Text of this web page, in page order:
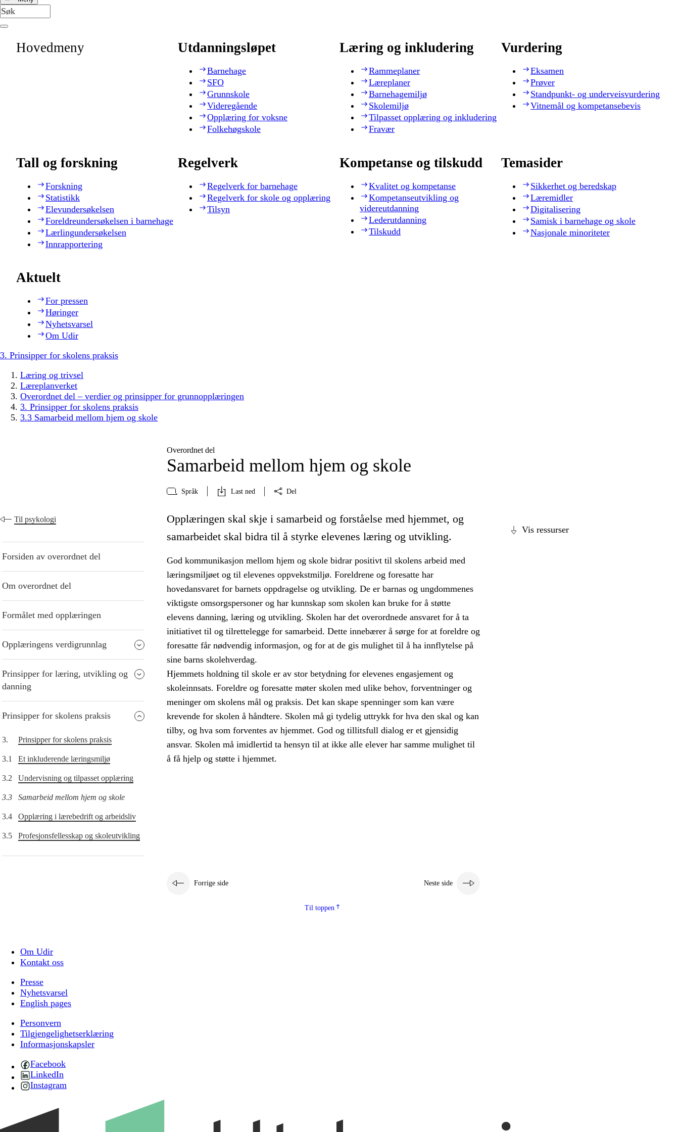
Hovedmeny Utdanningsløpet
Barnehage
SFO
Grunnskole
Videregående
Opplæring for voksne
Folkehøgskole
Læring og inkludering
Rammeplaner
Læreplaner
Barnehagemiljø
Skolemiljø
Tilpasset opplæring og inkludering
Fravær
Vurdering
Eksamen
Prøver
Standpunkt- og underveisvurdering
Vitnemål og kompetansebevis
Tall og forskning
Forskning
Statistikk
Elevundersøkelsen
Foreldreundersøkelsen i barnehage
Lærlingundersøkelsen
Innrapportering
Regelverk
Regelverk for barnehage
Regelverk for skole og opplæring
Tilsyn
Kompetanse og tilskudd
Kvalitet og kompetanse
Kompetanseutvikling og
videreutdanning
Lederutdanning
Tilskudd
Temasider
Sikkerhet og beredskap
Læremidler
Digitalisering
Samisk i barnehage og skole
Nasjonale minoriteter
Aktuelt
For pressen
Høringer
Nyhetsvarsel
Om Udir
3. Prinsipper for skolens praksis
Læring og trivsel
Læreplanverket
Overordnet del – verdier og prinsipper for grunnopplæringen
3. Prinsipper for skolens praksis
3.3 Samarbeid mellom hjem og skole
Overordnet del
Samarbeid mellom hjem og skole
Språk Last ned Del
Til psykologi
Forsiden av overordnet del
Om overordnet del
Formålet med opplæringen
Opplæringens verdigrunnlag
Prinsipper for læring, utvikling og
danning
Prinsipper for skolens praksis
3. Prinsipper for skolens praksis
3.1 Et inkluderende læringsmiljø
3.2 Undervisning og tilpasset opplæring
3.3 Samarbeid mellom hjem og skole
3.4 Opplæring i lærebedrift og arbeidsliv
3.5 Profesjonsfellesskap og skoleutvikling
Vis ressurser
Opplæringen skal skje i samarbeid og forståelse med hjemmet, og
samarbeidet skal bidra til å styrke elevenes læring og utvikling.
God kommunikasjon mellom hjem og skole bidrar positivt til skolens arbeid med
læringsmiljøet og til elevenes oppvekstmiljø. Foreldrene og foresatte har
hovedansvaret for barnets oppdragelse og utvikling. De er barnas og ungdommenes
viktigste omsorgspersoner og har kunnskap som skolen kan bruke for å støtte
elevens danning, læring og utvikling. Skolen har det overordnede ansvaret for å ta
initiativet til og tilrettelegge for samarbeid. Dette innebærer å sørge for at foreldre og
foresatte får nødvendig informasjon, og for at de gis mulighet til å ha innflytelse på
sine barns skolehverdag.
Hjemmets holdning til skole er av stor betydning for elevenes engasjement og
skoleinnsats. Foreldre og foresatte møter skolen med ulike behov, forventninger og
meninger om skolens mål og praksis. Det kan skape spenninger som kan være
krevende for skolen å håndtere. Skolen må gi tydelig uttrykk for hva den skal og kan
tilby, og hva som forventes av hjemmet. God og tillitsfull dialog er et gjensidig
ansvar. Skolen må imidlertid ta hensyn til at ikke alle elever har samme mulighet til
å få hjelp og støtte i hjemmet.
Forrige side Neste side
Til toppen
Om Udir
Kontakt oss
Presse
Nyhetsvarsel
English pages
Personvern
Tilgjengelighetserklæring
Informasjonskapsler
Facebook
LinkedIn
Instagram